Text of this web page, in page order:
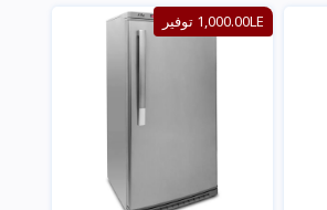
1,000.00LE توفير